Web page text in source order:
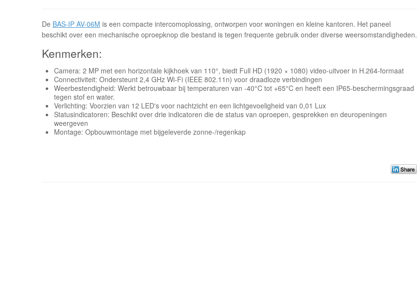
De BAS-IP AV-06M is een compacte intercomoplossing, ontworpen voor woningen en kleine kantoren. Het paneel
beschikt over een mechanische oproepknop die bestand is tegen frequente gebruik onder diverse weersomstandigheden.
Kenmerken:
Camera: 2 MP met een horizontale kijkhoek van 110°, biedt Full HD (1920 × 1080) video-uitvoer in H.264-formaat
Connectiviteit: Ondersteunt 2,4 GHz Wi-Fi (IEEE 802.11n) voor draadloze verbindingen
Weerbestendigheid: Werkt betrouwbaar bij temperaturen van -40°C tot +65°C en heeft een IP65-beschermingsgraad
tegen stof en water.
Verlichting: Voorzien van 12 LED's voor nachtzicht en een lichtgevoeligheid van 0,01 Lux
Statusindicatoren: Beschikt over drie indicatoren die de status van oproepen, gesprekken en deuropeningen
weergeven
Montage: Opbouwmontage met bijgeleverde zonne-/regenkap